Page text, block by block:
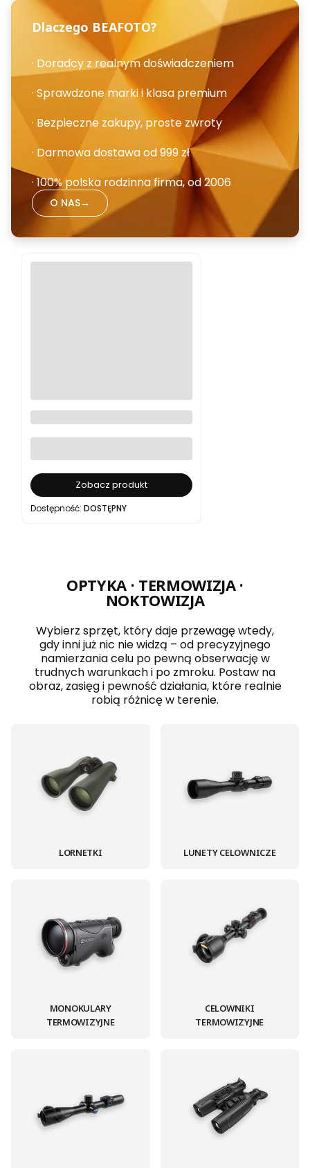
Dlaczego BEAFOTO?
· Doradcy z realnym doświadczeniem
· Sprawdzone marki i klasa premium
· Bezpieczne zakupy, proste zwroty
· Darmowa dostawa od 999 zł
· 100% polska rodzinna firma, od 2006
O NAS→
BEAFOTO 100–1000 zł
Zobacz produkt
Dostępność: DOSTĘPNY
OPTYKA · TERMOWIZJA ·
NOKTOWIZJA
Wybierz sprzęt, który daje przewagę wtedy,
gdy inni już nic nie widzą – od precyzyjnego
namierzania celu po pewną obserwację w
trudnych warunkach i po zmroku. Postaw na
obraz, zasięg i pewność działania, które realnie
robią różnicę w terenie.
LORNETKI LUNETY CELOWNICZE
MONOKULARY
TERMOWIZYJNE
CELOWNIKI
TERMOWIZYJNE